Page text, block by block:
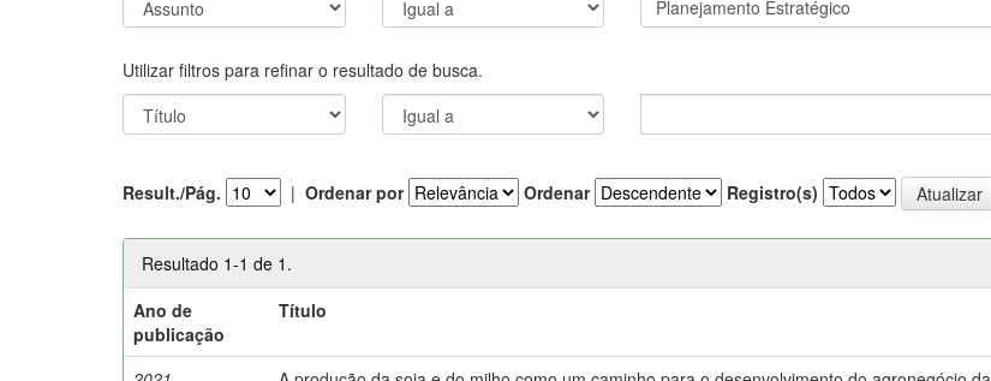
Utilizar filtros para refinar o resultado de busca.
Result./Pág. | Ordenar por Ordenar Registro(s)
Resultado 1-1 de 1.
Ano de
publicação
Título